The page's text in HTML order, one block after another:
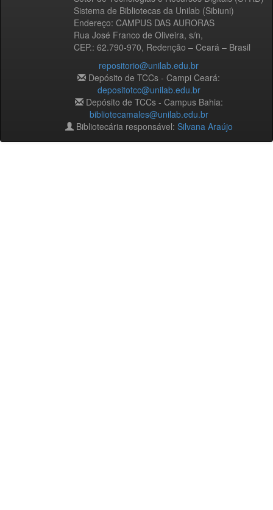
Sistema de Bibliotecas da Unilab (Sibiuni)
Endereço: CAMPUS DAS AURORAS
Rua José Franco de Oliveira, s/n,
CEP.: 62.790-970, Redenção – Ceará – Brasil
repositorio@unilab.edu.br
Depósito de TCCs - Campi Ceará:
depositotcc@unilab.edu.br
Depósito de TCCs - Campus Bahia:
bibliotecamales@unilab.edu.br
Bibliotecária responsável: Silvana Araújo